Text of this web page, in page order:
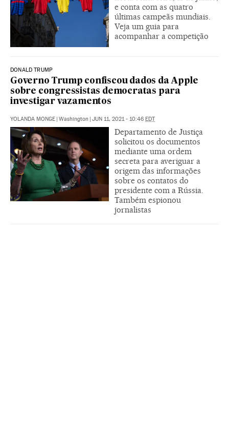
e conta com as quatro
últimas campeãs mundiais.
Veja um guia para
acompanhar a competição
DONALD TRUMP
Governo Trump confiscou dados da Apple
sobre congressistas democratas para
investigar vazamentos
YOLANDA MONGE | Washington | JUN 11, 2021 - 10:46 EDT
Departamento de Justiça
solicitou os documentos
mediante uma ordem
secreta para averiguar a
origem das informações
sobre os contatos do
presidente com a Rússia.
Também espionou
jornalistas